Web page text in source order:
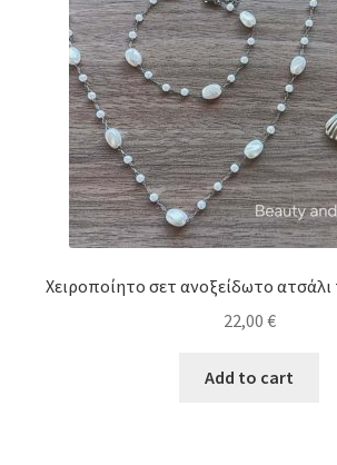
Χειροποίητο σετ ανοξείδωτο ατσάλι
22,00 €
Add to cart